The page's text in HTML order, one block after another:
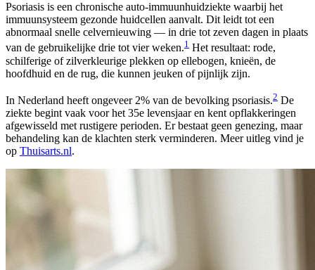
Psoriasis is een chronische auto-immuunhuidziekte waarbij het
immuunsysteem gezonde huidcellen aanvalt. Dit leidt tot een
abnormaal snelle celvernieuwing — in drie tot zeven dagen in plaats
van de gebruikelijke drie tot vier weken.1 Het resultaat: rode,
schilferige of zilverkleurige plekken op ellebogen, knieën, de
hoofdhuid en de rug, die kunnen jeuken of pijnlijk zijn.
In Nederland heeft ongeveer 2% van de bevolking psoriasis.2 De
ziekte begint vaak voor het 35e levensjaar en kent opflakkeringen
afgewisseld met rustigere perioden. Er bestaat geen genezing, maar
behandeling kan de klachten sterk verminderen. Meer uitleg vind je
op Thuisarts.nl.